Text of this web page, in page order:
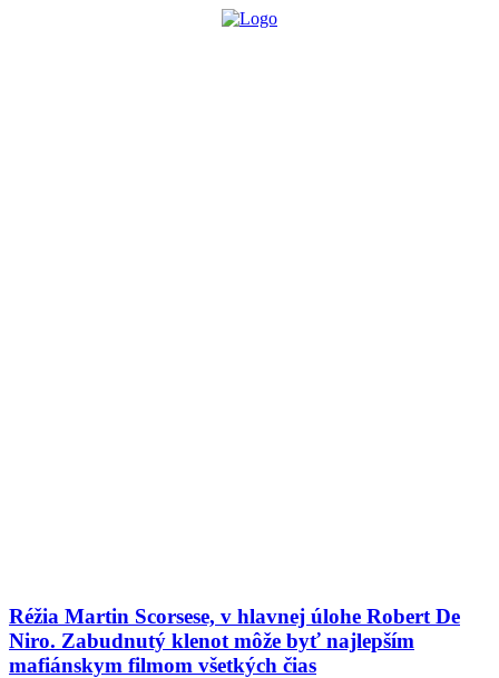
Réžia Martin Scorsese, v hlavnej úlohe Robert De
Niro. Zabudnutý klenot môže byť najlepším
mafiánskym filmom všetkých čias